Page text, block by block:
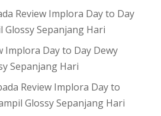
Review Implora Day to Day
Glossy Sepanjang Hari
Implora Day to Day Dewy
Sepanjang Hari
Review Implora Day to
Glossy Sepanjang Hari